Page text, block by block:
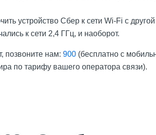
устройство Сбер к сети Wi-Fi с
к сети 2,4 ГГц, и наоборот.
позвоните нам: 900 (бесплатно с
по тарифу вашего оператора связи).